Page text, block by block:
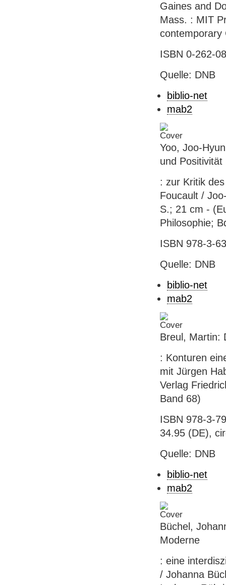
Gaines and
Mass. : MIT
contemporary
ISBN 0-262-
Quelle: DNB
biblio-net
mab2
Yoo, Joo-
und Positivität
: zur Kritik
Foucault /
S.; 21 cm -
Philosophie;
ISBN 978-3-
Quelle: DNB
biblio-net
mab2
Breul, Martin:
: Konturen
mit Jürgen
Verlag
Band 68)
ISBN 978-3-
34.95 (DE),
Quelle: DNB
biblio-net
mab2
Büchel,
Moderne
: eine
/ Johanna